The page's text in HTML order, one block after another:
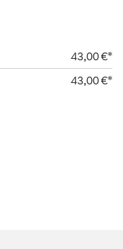
43,00 €*
43,00 €*